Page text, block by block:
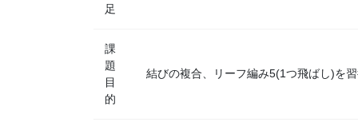
足
課
題
目
的
結びの複合、リーフ編み5(1つ飛ばし)を習